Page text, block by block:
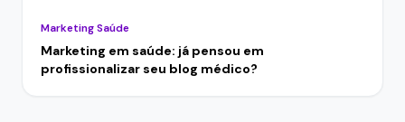
Marketing Saúde
Marketing em saúde: já pensou em
profissionalizar seu blog médico?